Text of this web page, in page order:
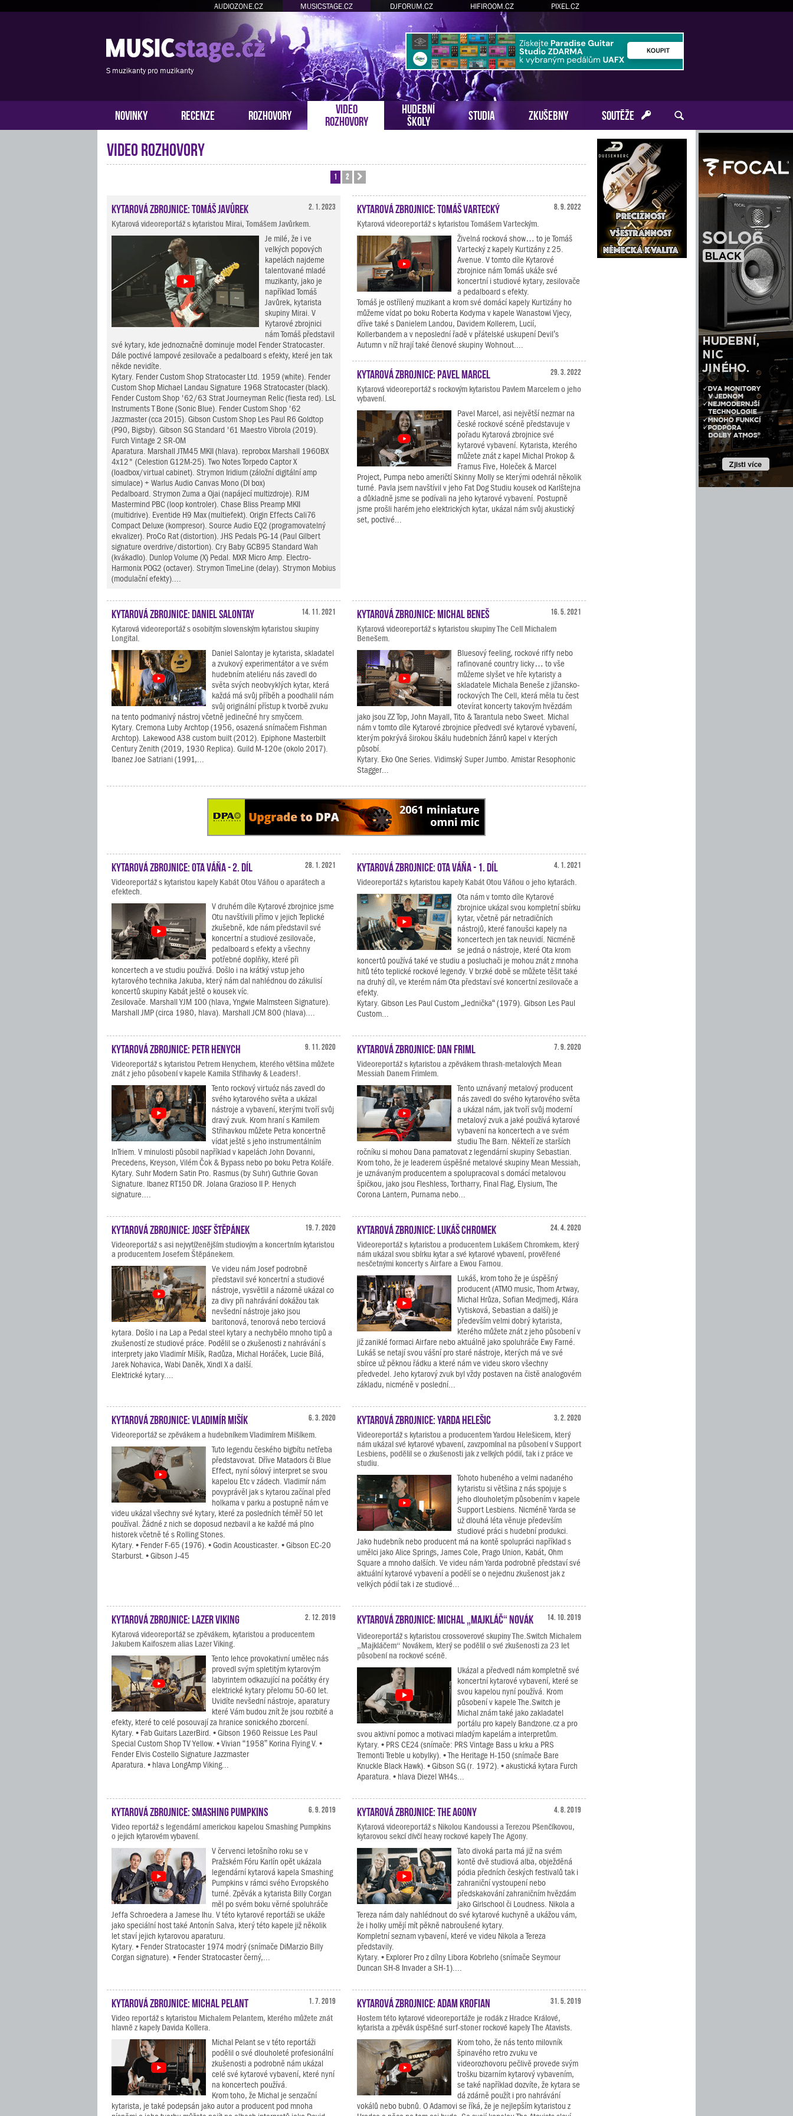
AUDIOZONE.CZ MUSICSTAGE.CZ DJFORUM.CZ HIFIROOM.CZ PIXEL.CZ
S muzikanty pro muzikanty
NOVINKY RECENZE ROZHOVORY
VIDEO
ROZHOVORY
HUDEBNÍ
ŠKOLY
STUDIA ZKUŠEBNY SOUTĚŽE
Video rozhovory
1 2
2. 1. 2023
Kytarová zbrojnice: Tomáš Javůrek
Kytarová videoreportáž s kytaristou Mirai, Tomášem Javůrkem.
Je milé, že i ve
velkých popových
kapelách najdeme
talentované mladé
muzikanty, jako je
například Tomáš
Javůrek, kytarista
skupiny Mirai. V
Kytarové zbrojnici
nám Tomáš představil
své kytary, kde jednoznačně dominuje model Fender Stratocaster.
Dále poctivé lampové zesilovače a pedalboard s efekty, které jen tak
někde nevidíte.
Kytary. Fender Custom Shop Stratocaster Ltd. 1959 (white). Fender
Custom Shop Michael Landau Signature 1968 Stratocaster (black).
Fender Custom Shop '62/63 Strat Journeyman Relic (fiesta red). LsL
Instruments T Bone (Sonic Blue). Fender Custom Shop '62
Jazzmaster (cca 2015). Gibson Custom Shop Les Paul R6 Goldtop
(P90, Bigsby). Gibson SG Standard '61 Maestro Vibrola (2019).
Furch Vintage 2 SR-OM
Aparatura. Marshall JTM45 MKII (hlava). reprobox Marshall 1960BX
4x12" (Celestion G12M-25). Two Notes Torpedo Captor X
(loadbox/virtual cabinet). Strymon Iridium (záložní digitální amp
simulace) + Warlus Audio Canvas Mono (DI box)
Pedalboard. Strymon Zuma a Ojai (napájecí multizdroje). RJM
Mastermind PBC (loop kontroler). Chase Bliss Preamp MKII
(multidrive). Eventide H9 Max (multiefekt). Origin Effects Cali76
Compact Deluxe (kompresor). Source Audio EQ2 (programovatelný
ekvalizer). ProCo Rat (distortion). JHS Pedals PG-14 (Paul Gilbert
signature overdrive/distortion). Cry Baby GCB95 Standard Wah
(kvákadlo). Dunlop Volume (X) Pedal. MXR Micro Amp. Electro-
Harmonix POG2 (octaver). Strymon TimeLine (delay). Strymon Mobius
(modulační efekty)....
8. 9. 2022
Kytarová zbrojnice: Tomáš Vartecký
Kytarová videoreportáž s kytaristou Tomášem Varteckým.
Živelná rocková show… to je Tomáš
Vartecký z kapely Kurtizány z 25.
Avenue. V tomto díle Kytarové
zbrojnice nám Tomáš ukáže své
koncertní i studiové kytary, zesilovače
a pedalboard s efekty.
Tomáš je ostřílený muzikant a krom své domácí kapely Kurtizány ho
můžeme vídat po boku Roberta Kodyma v kapele Wanastowi Vjecy,
dříve také s Danielem Landou, Davidem Kollerem, Lucií,
Kollerbandem a v neposlední řadě v přátelské uskupení Devil’s
Autumn v níž hrají také členové skupiny Wohnout....
29. 3. 2022
Kytarová zbrojnice: Pavel Marcel
Kytarová videoreportáž s rockovým kytaristou Pavlem Marcelem o jeho
vybavení.
Pavel Marcel, asi největší nezmar na
české rockové scéně představuje v
pořadu Kytarová zbrojnice své
kytarové vybavení. Kytarista, kterého
můžete znát z kapel Michal Prokop &
Framus Five, Holeček & Marcel
Project, Pumpa nebo američtí Skinny Molly se kterými odehrál několik
turné. Pavla jsem navštívil v jeho Fat Dog Studiu kousek od Karlštejna
a důkladně jsme se podívali na jeho kytarové vybavení. Postupně
jsme prošli harém jeho elektrických kytar, ukázal nám svůj akustický
set, poctivé...
14. 11. 2021
Kytarová zbrojnice: Daniel Salontay
Kytarová videoreportáž s osobitým slovenským kytaristou skupiny
Longital.
Daniel Salontay je kytarista, skladatel
a zvukový experimentátor a ve svém
hudebním ateliéru nás zavedl do
světa svých neobvyklých kytar, která
každá má svůj příběh a poodhalil nám
svůj originální přístup k tvorbě zvuku
na tento podmanivý nástroj včetně jedinečné hry smyčcem.
Kytary. Cremona Luby Archtop (1956, osazená snímačem Fishman
Archtop). Lakewood A38 custom built (2012). Epiphone Masterbilt
Century Zenith (2019, 1930 Replica). Guild M-120e (okolo 2017).
Ibanez Joe Satriani (1991,...
16. 5. 2021
Kytarová zbrojnice: Michal Beneš
Kytarová videoreportáž s kytaristou skupiny The Cell Michalem
Benešem.
Bluesový feeling, rockové riffy nebo
rafinované country licky… to vše
můžeme slyšet ve hře kytaristy a
skladatele Michala Beneše z jižansko-
rockových The Cell, která měla tu čest
otevírat koncerty takovým hvězdám
jako jsou ZZ Top, John Mayall, Tito & Tarantula nebo Sweet. Michal
nám v tomto díle Kytarové zbrojnice předvedl své kytarové vybavení,
kterým pokrývá širokou škálu hudebních žánrů kapel v kterých
působí.
Kytary. Eko One Series. Vidimský Super Jumbo. Amistar Resophonic
Stagger...
28. 1. 2021
Kytarová zbrojnice: Ota Váňa - 2. díl
Videoreportáž s kytaristou kapely Kabát Otou Váňou o aparátech a
efektech.
V druhém díle Kytarové zbrojnice jsme
Otu navštívili přímo v jejich Teplické
zkušebně, kde nám představil své
koncertní a studiové zesilovače,
pedalboard s efekty a všechny
potřebné doplňky, které při
koncertech a ve studiu používá. Došlo i na krátký vstup jeho
kytarového technika Jakuba, který nám dal nahlédnou do zákulisí
koncertů skupiny Kabát ještě o kousek víc.
Zesilovače. Marshall YJM 100 (hlava, Yngwie Malmsteen Signature).
Marshall JMP (circa 1980, hlava). Marshall JCM 800 (hlava)....
4. 1. 2021
Kytarová zbrojnice: Ota Váňa - 1. díl
Videoreportáž s kytaristou kapely Kabát Otou Váňou o jeho kytarách.
Ota nám v tomto díle Kytarové
zbrojnice ukázal svou kompletní sbírku
kytar, včetně pár netradičních
nástrojů, které fanoušci kapely na
koncertech jen tak neuvidí. Nicméně
se jedná o nástroje, které Ota krom
koncertů používá také ve studiu a posluchači je mohou znát z mnoha
hitů této teplické rockové legendy. V brzké době se můžete těšit také
na druhý díl, ve kterém nám Ota představí své koncertní zesilovače a
efekty.
Kytary. Gibson Les Paul Custom „Jednička“ (1979). Gibson Les Paul
Custom...
9. 11. 2020
Kytarová zbrojnice: Petr Henych
Videoreportáž s kytaristou Petrem Henychem, kterého většina můžete
znát z jeho působení v kapele Kamila Střihavky & Leaders!.
Tento rockový virtuóz nás zavedl do
svého kytarového světa a ukázal
nástroje a vybavení, kterými tvoří svůj
dravý zvuk. Krom hraní s Kamilem
Střihavkou můžete Petra koncertně
vídat ještě s jeho instrumentálním
InTriem. V minulosti působil například v kapelách John Dovanni,
Precedens, Kreyson, Vilém Čok & Bypass nebo po boku Petra Koláře.
Kytary. Suhr Modern Satin Pro. Rasmus (by Suhr) Guthrie Govan
Signature. Ibanez RT150 DR. Jolana Grazioso II P. Henych
signature....
7. 9. 2020
Kytarová zbrojnice: Dan Friml
Videoreportáž s kytaristou a zpěvákem thrash-metalových Mean
Messiah Danem Frimlem.
Tento uznávaný metalový producent
nás zavedl do svého kytarového světa
a ukázal nám, jak tvoří svůj moderní
metalový zvuk a jaké používá kytarové
vybavení na koncertech a ve svém
studiu The Barn. Někteří ze starších
ročníku si mohou Dana pamatovat z legendární skupiny Sebastian.
Krom toho, že je leaderem úspěšné metalové skupiny Mean Messiah,
je uznávaným producentem a spolupracoval s domácí metalovou
špičkou, jako jsou Fleshless, Tortharry, Final Flag, Elysium, The
Corona Lantern, Purnama nebo...
19. 7. 2020
Kytarová zbrojnice: Josef Štěpánek
Videoreportáž s asi nejvytíženějším studiovým a koncertním kytaristou
a producentem Josefem Štěpánekem.
Ve videu nám Josef podrobně
představil své koncertní a studiové
nástroje, vysvětlil a názorně ukázal co
za divy při nahrávání dokážou tak
nevšední nástroje jako jsou
baritonová, tenorová nebo terciová
kytara. Došlo i na Lap a Pedal steel kytary a nechybělo mnoho tipů a
zkušeností ze studiové práce. Podělil se o zkušenosti z nahrávání s
interprety jako Vladimír Mišík, Radůza, Michal Horáček, Lucie Bílá,
Jarek Nohavica, Wabi Daněk, Xindl X a další.
Elektrické kytary....
24. 4. 2020
Kytarová zbrojnice: Lukáš Chromek
Videoreportáž s kytaristou a producentem Lukášem Chromkem, který
nám ukázal svou sbírku kytar a své kytarové vybavení, prověřené
nesčetnými koncerty s Airfare a Ewou Farnou.
Lukáš, krom toho že je úspěšný
producent (ATMO music, Thom Artway,
Michal Hrůza, Sofian Medjmedj, Klára
Vytisková, Sebastian a další) je
především velmi dobrý kytarista,
kterého můžete znát z jeho působení v
již zaniklé formaci Airfare nebo aktuálně jako spoluhráče Ewy Farné.
Lukáš se netají svou vášní pro staré nástroje, kterých má ve své
sbírce už pěknou řádku a které nám ve videu skoro všechny
předvedel. Jeho kytarový zvuk byl vždy postaven na čistě analogovém
základu, nicméně v poslední...
6. 3. 2020
Kytarová zbrojnice: Vladimír Mišík
Videoreportáž se zpěvákem a hudebníkem Vladimírem Mišíkem.
Tuto legendu českého bigbítu netřeba
představovat. Dříve Matadors či Blue
Effect, nyní sólový interpret se svou
kapelou Etc v zádech. Vladimír nám
povyprávěl jak s kytarou začínal před
holkama v parku a postupně nám ve
videu ukázal všechny své kytary, které za posledních téměř 50 let
používal. Žádné z nich se doposud nezbavil a ke každé má plno
historek včetně té s Rolling Stones.
Kytary. • Fender F-65 (1976). • Godin Acousticaster. • Gibson EC-20
Starburst. • Gibson J-45
3. 2. 2020
Kytarová zbrojnice: Yarda Helešic
Videoreportáž s kytaristou a producentem Yardou Helešicem, který
nám ukázal své kytarové vybavení, zavzpomínal na působení v Support
Lesbiens, podělil se o zkušenosti jak z velkých pódií, tak i z práce ve
studiu.
Tohoto hubeného a velmi nadaného
kytaristu si většina z nás spojuje s
jeho dlouholetým působením v kapele
Support Lesbiens. Nicméně Yarda se
už dlouhá léta věnuje především
studiové práci s hudební produkci.
Jako hudebník nebo producent má na kontě spolupráci například s
umělci jako Alice Springs, James Cole, Prago Union, Kabát, Ohm
Square a mnoho dalších. Ve videu nám Yarda podrobně představí své
aktuální kytarové vybavení a podělí se o nejednu zkušenost jak z
velkých pódií tak i ze studiové...
2. 12. 2019
Kytarová zbrojnice: Lazer Viking
Kytarová videoreportáž se zpěvákem, kytaristou a producentem
Jakubem Kaifoszem alias Lazer Viking.
Tento lehce provokativní umělec nás
provedl svým spletitým kytarovým
labyrintem odkazující na počátky éry
elektrické kytary přelomu 50-60 let.
Uvidíte nevšední nástroje, aparatury
které Vám budou znít že jsou rozbité a
efekty, které to celé posouvají za hranice sonického zborcení.
Kytary. • Fab Guitars LazerBird. • Gibson 1960 Reissue Les Paul
Special Custom Shop TV Yellow. • Vivian “1958” Korina Flying V. •
Fender Elvis Costello Signature Jazzmaster
Aparatura. • hlava LongAmp Viking...
14. 10. 2019
Kytarová zbrojnice: Michal „Majkláč“ Novák
Videoreportáž s kytaristou crossoverové skupiny The.Switch Michalem
„Majkláčem“ Novákem, který se podělil o své zkušenosti za 23 let
působení na rockové scéně.
Ukázal a předvedl nám kompletně své
koncertní kytarové vybavení, které se
svou kapelou nyní používá. Krom
působení v kapele The.Switch je
Michal znám také jako zakladatel
portálu pro kapely Bandzone.cz a pro
svou aktivní pomoc a motivaci mladým kapelám a interpretům.
Kytary. • PRS CE24 (snímače: PRS Vintage Bass u krku a PRS
Tremonti Treble u kobylky). • The Heritage H-150 (snímače Bare
Knuckle Black Hawk). • Gibson SG (r. 1972). • akustická kytara Furch
Aparatura. • hlava Diezel WH4s...
6. 9. 2019
Kytarová zbrojnice: Smashing Pumpkins
Video reportáž s legendární americkou kapelou Smashing Pumpkins
o jejich kytarovém vybavení.
V červenci letošního roku se v
Pražském Fóru Karlín opět ukázala
legendární kytarová kapela Smashing
Pumpkins v rámci svého Evropského
turné. Zpěvák a kytarista Billy Corgan
měl po svém boku věrné spoluhráče
Jeffa Schroedera a Jamese Ihu. V této kytarové reportáži se ukáže
jako speciální host také Antonín Salva, který této kapele již několik
let staví jejich kytarovou aparaturu.
Kytary. • Fender Stratocaster 1974 modrý (snímače DiMarzio Billy
Corgan signature). • Fender Stratocaster černý,...
4. 8. 2019
Kytarová zbrojnice: The Agony
Kytarová videoreportáž s Nikolou Kandoussi a Terezou Pšenčíkovou,
kytarovou sekcí dívčí heavy rockové kapely The Agony.
Tato divoká parta má již na svém
kontě dvě studiová alba, obježděná
pódia předních českých festivalů tak i
zahraniční vystoupení nebo
předskakování zahraničním hvězdám
jako Girlschool či Loudness. Nikola a
Tereza nám daly nahlédnout do své kytarové kuchyně a ukážou vám,
že i holky umějí mít pěkně nabroušené kytary.
Kompletní seznam vybavení, které ve videu Nikola a Tereza
představily.
Kytary. • Explorer Pro z dílny Libora Kobrleho (snímače Seymour
Duncan SH-8 Invader a SH-1)....
1. 7. 2019
Kytarová zbrojnice: Michal Pelant
Video reportáž s kytaristou Michalem Pelantem, kterého můžete znát
hlavně z kapely Davida Kollera.
Michal Pelant se v této reportáži
podělil o své dlouholeté profesionální
zkušenosti a podrobně nám ukázal
celé své kytarové vybavení, které nyní
na koncertech používá.
Krom toho, že Michal je senzační
kytarista, je také podepsán jako autor a producent pod mnoha
31. 5. 2019
Kytarová zbrojnice: Adam Krofian
Hostem této kytarové videoreportáže je rodák z Hradce Králové,
kytarista a zpěvák úspěšné surf-stoner rockové kapely The Atavists.
Krom toho, že nás tento milovník
špinavého retro zvuku ve
videorozhovoru pečlivě provede svým
trošku bizarním kytarový vybavením,
se také například dozvíte, že kytara se
dá zdárně použít i pro nahrávání
vokálů nebo bubnů. O Adamovi se říká, že je nejlepším kytaristou z